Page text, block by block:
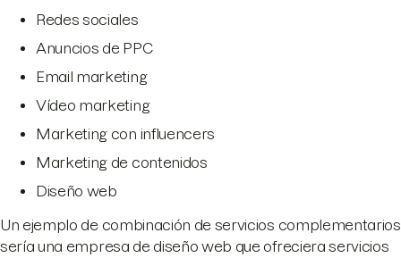
Redes sociales
Anuncios de PPC
Email marketing
Vídeo marketing
Marketing con influencers
Marketing de contenidos
Diseño web
Un ejemplo de combinación de servicios complementarios
sería una empresa de diseño web que ofreciera servicios